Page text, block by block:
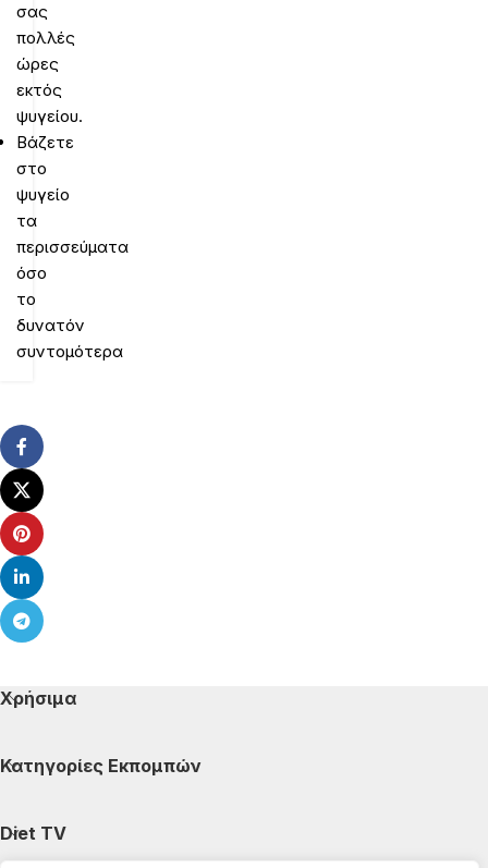
σας
πολλές
ώρες
εκτός
ψυγείου.
Βάζετε
στο
ψυγείο
τα
περισσεύματα
όσο
το
δυνατόν
συντομότερα
Χρήσιμα
Κατηγορίες Εκπομπών
Diet TV